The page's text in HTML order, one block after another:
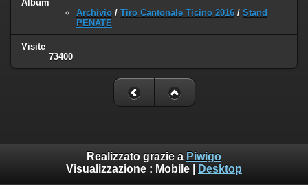
Album
Archivio / Tiro Cantonale Ticino 2016 / Stand
PENATE
Visite
73400
Realizzato grazie a Piwigo
Visualizzazione : Mobile Desktop